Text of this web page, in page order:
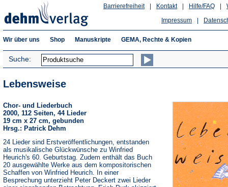
Hilfe/FAQ
Kontakt
Barrierefreiheit
Impressum
Wir über uns Shop Manuskripte GEMA, Rechte & Kopien
Suche:
Lebensweise
Chor- und Liederbuch
2000, 112 Seiten, 44 Lieder
19 cm x 27 cm, gebunden
Hrsg.: Patrick Dehm
24 Lieder sind Erstveröffentlichungen, entstanden
als musikalische Glückwünsche zu Winfried
Heurich's 60. Geburtstag. Zudem enthält das Buch
20 ausgewählte Werke aus dem kompositorischen
Schaffen von Winfried Heurich. In einer
Besprechung unterzieht Peter Deckert zwei Lieder